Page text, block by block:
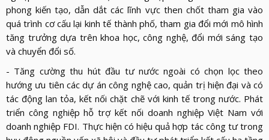
phong kiến tạo, dẫn dắt các lĩnh vực then chốt tham gia vào
quá trình cơ cấu lại kinh tế thành phố, tham gia đổi mới mô hình
tăng trưởng dựa trên khoa học, công nghệ, đổi mới sáng tạo
và chuyển đổi số.
- Tăng cường thu hút đầu tư nước ngoài có chọn lọc theo
hướng ưu tiên các dự án công nghệ cao, quản trị hiện đại và có
tác động lan tỏa, kết nối chặt chẽ với kinh tế trong nước. Phát
triển công nghiệp hỗ trợ kết nối doanh nghiệp Việt Nam với
doanh nghiệp FDI. Thực hiện có hiệu quả hợp tác công tư trong